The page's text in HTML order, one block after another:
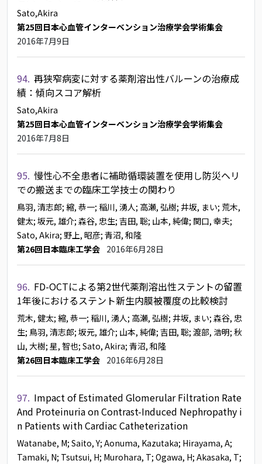
Sato,Akira
第25回日本心血管インターベンション治療学会学術集会
2016年7月9日
94. 再狭窄病変に対する薬剤溶出性バルーンの治療成
績：傾向スコア解析
Sato,Akira
第25回日本心血管インターベンション治療学会学術集会
2016年7月8日
95. 慢性心不全患者に補助循環装置を使用し防災ヘリ
での搬送までの臨床工学技士の関わり
鳥羽, 清志郎; 縮, 恭一; 稲川, 湧人; 高瀬, 弘樹; 井坂, まい; 荒木,
健太; 坂元, 雄介; 森谷, 忠生; 吉田, 聡; 山本, 純偉; 関口, 幸夫;
Sato, Akira; 野上, 昭彦; 青沼, 和隆
第26回日本臨床工学会 2016年6月28日
96. FD-OCTによる第2世代薬剤溶出性ステントの留置
1年後におけるステント新生内膜被覆度の比較検討
荒木, 健太; 縮, 恭一; 稲川, 湧人; 高瀬, 弘樹; 井坂, まい; 森谷, 忠
生; 鳥羽, 清志郎; 坂元, 雄介; 山本, 純偉; 吉田, 聡; 渡部, 浩明; 秋
山, 大樹; 星, 智也; Sato, Akira; 青沼, 和隆
第26回日本臨床工学会 2016年6月28日
97. Impact of Estimated Glomerular Filtration Rate
And Proteinuria on Contrast-Induced Nephropathy i
n Patients with Cardiac Catheterization
Watanabe, M; Saito, Y; Aonuma, Kazutaka; Hirayama, A;
Tamaki, N; Tsutsui, H; Murohara, T; Ogawa, H; Akasaka, T;